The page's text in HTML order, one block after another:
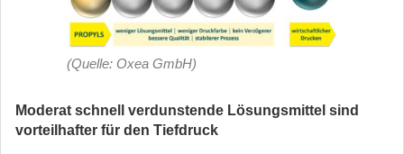
(Quelle: Oxea GmbH)
Moderat schnell verdunstende Lösungsmittel sind
vorteilhafter für den Tiefdruck